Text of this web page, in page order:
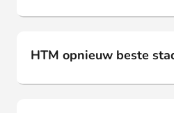
Persbericht 26 mrt. 2024
HTM opnieuw beste
Persbericht 24 mrt. 2024